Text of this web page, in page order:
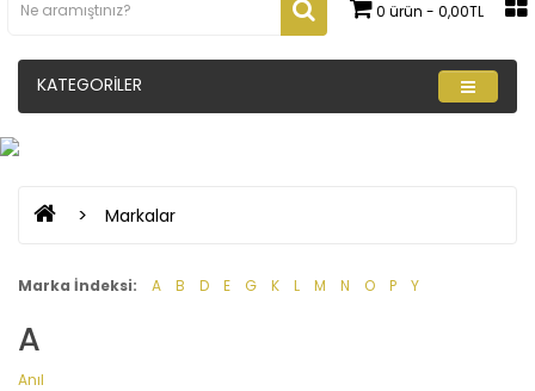
0 ürün - 0,00TL
KATEGORILER
Markalar
Marka İndeksi: A B D E G K L M N O P Y
A
Anıl